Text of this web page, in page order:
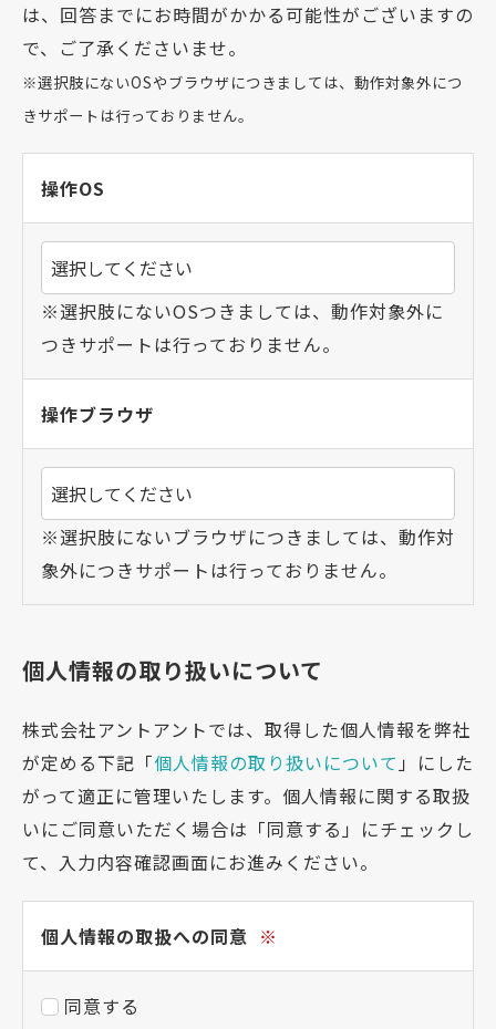
は、回答までにお時間がかかる可能性がございますの
で、ご了承くださいませ。
※選択肢にないOSやブラウザにつきましては、動作対象外につ
きサポートは行っておりません。
操作OS
※選択肢にないOSつきましては、動作対象外に
つきサポートは行っておりません。
操作ブラウザ
※選択肢にないブラウザにつきましては、動作対
象外につきサポートは行っておりません。
個人情報の取り扱いについて
株式会社アントアントでは、取得した個人情報を弊社
が定める下記「個人情報の取り扱いについて 」にした
がって適正に管理いたします。個人情報に関する取扱
いにご同意いただく場合は「同意する」にチェックし
て、入力内容確認画面にお進みください。
個人情報の取扱への同意 ※
同意する